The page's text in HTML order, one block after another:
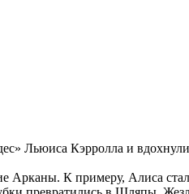
Льюиса Кэрролла и
Арканы. К примеру, Алиса